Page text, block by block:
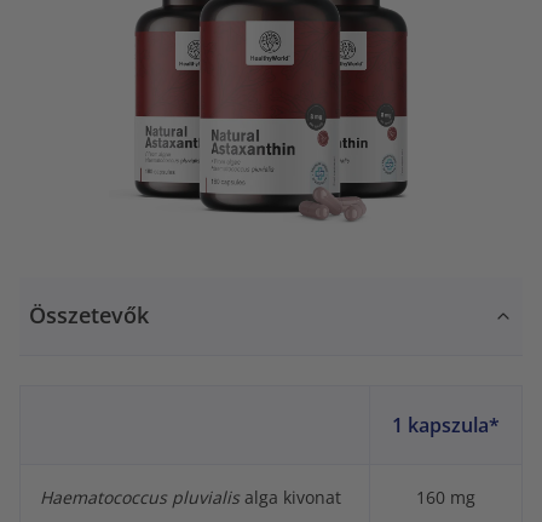
Összetevők
1 kapszula*
Haematococcus pluvialis alga kivonat 160 mg